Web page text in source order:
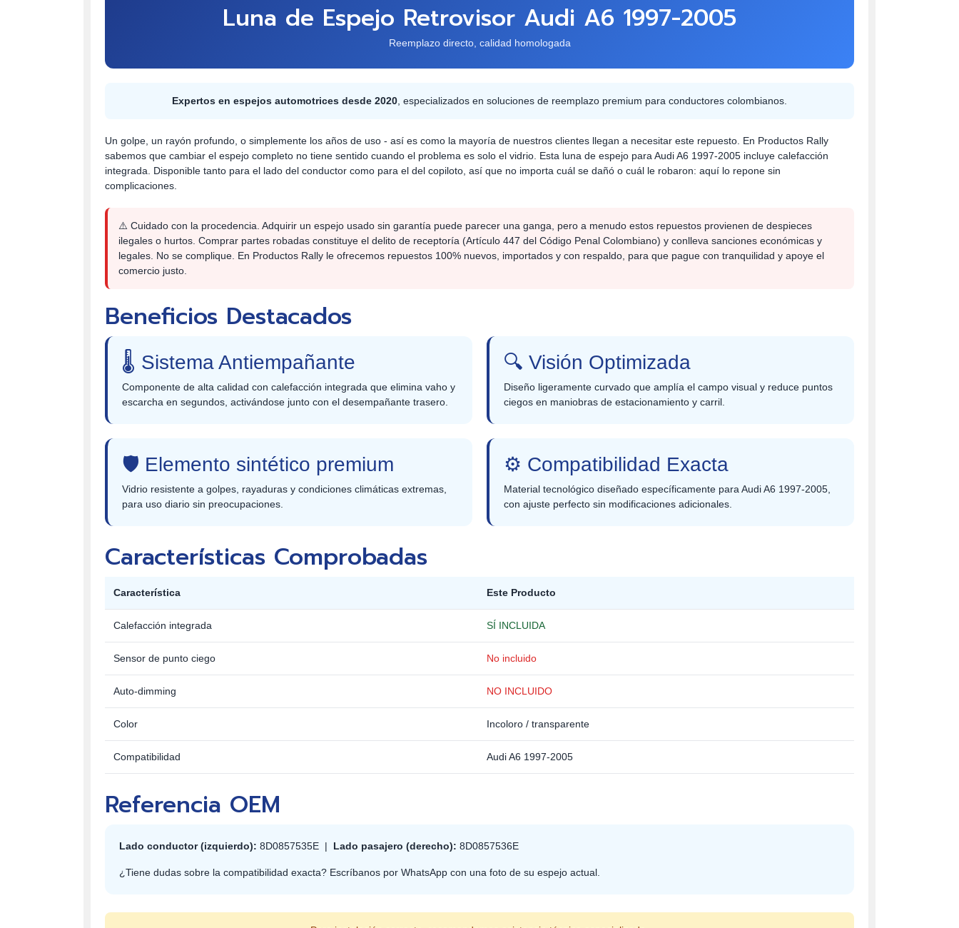
Luna de Espejo Retrovisor Audi A6 1997-2005
Reemplazo directo, calidad homologada
Expertos en espejos automotrices desde 2020, especializados en soluciones de reemplazo premium para conductores colombianos.
Un golpe, un rayón profundo, o simplemente los años de uso - así es como la mayoría de nuestros clientes llegan a necesitar este repuesto. En Productos Rally
sabemos que cambiar el espejo completo no tiene sentido cuando el problema es solo el vidrio. Esta luna de espejo para Audi A6 1997-2005 incluye calefacción
integrada. Disponible tanto para el lado del conductor como para el del copiloto, así que no importa cuál se dañó o cuál le robaron: aquí lo repone sin
complicaciones.
⚠️ Cuidado con la procedencia. Adquirir un espejo usado sin garantía puede parecer una ganga, pero a menudo estos repuestos provienen de despieces
ilegales o hurtos. Comprar partes robadas constituye el delito de receptoría (Artículo 447 del Código Penal Colombiano) y conlleva sanciones económicas y
legales. No se complique. En Productos Rally le ofrecemos repuestos 100% nuevos, importados y con respaldo, para que pague con tranquilidad y apoye el
comercio justo.
Beneficios Destacados
🌡️ Sistema Antiempañante
Componente de alta calidad con calefacción integrada que elimina vaho y
escarcha en segundos, activándose junto con el desempañante trasero.
🔍 Visión Optimizada
Diseño ligeramente curvado que amplía el campo visual y reduce puntos
ciegos en maniobras de estacionamiento y carril.
🛡️ Elemento sintético premium
Vidrio resistente a golpes, rayaduras y condiciones climáticas extremas,
para uso diario sin preocupaciones.
⚙️ Compatibilidad Exacta
Material tecnológico diseñado específicamente para Audi A6 1997-2005,
con ajuste perfecto sin modificaciones adicionales.
Características Comprobadas
Característica Este Producto
Calefacción integrada SÍ INCLUIDA
Sensor de punto ciego No incluido
Auto-dimming NO INCLUIDO
Color Incoloro / transparente
Compatibilidad Audi A6 1997-2005
Referencia OEM
Lado conductor (izquierdo): 8D0857535E | Lado pasajero (derecho): 8D0857536E
¿Tiene dudas sobre la compatibilidad exacta? Escríbanos por WhatsApp con una foto de su espejo actual.